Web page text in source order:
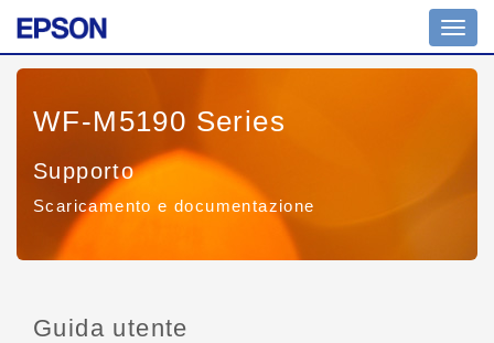
WF-M5190 Series
Supporto
Scaricamento e documentazione
Guida utente